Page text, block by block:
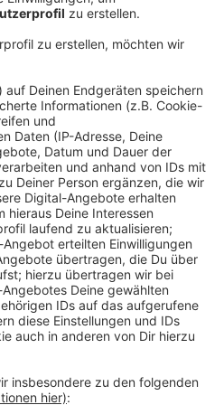
16.01.2025 15:04
waren die Arbeiten für die
gestartet. Hier stehen
Seit Anfang
Arbeiten auf dem
und Mettmann statt.
durch Busse ersetzt
auch im Bereich
und Vohwinkel mit
Elektrifizierung der S28
Sie will bis Ende
auf einen Strombetrieb